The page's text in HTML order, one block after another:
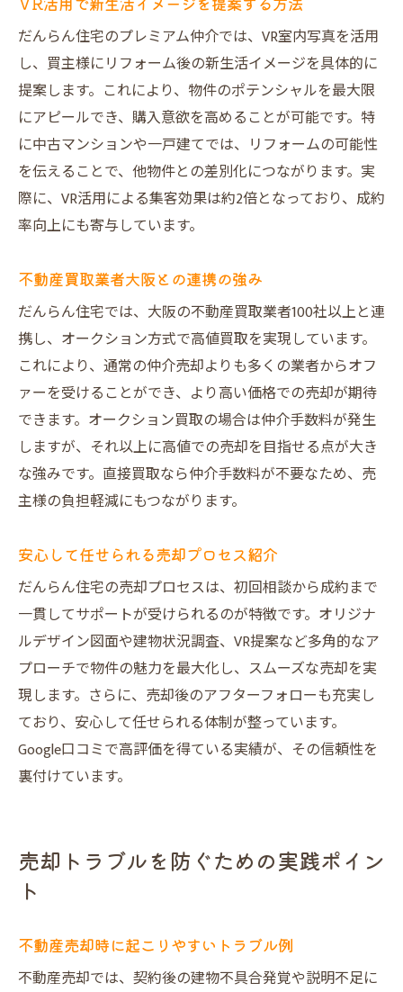
だんらん住宅のプレミアム仲介では、VR室内写真を活用
し、買主様にリフォーム後の新生活イメージを具体的に
提案します。これにより、物件のポテンシャルを最大限
にアピールでき、購入意欲を高めることが可能です。特
に中古マンションや一戸建てでは、リフォームの可能性
を伝えることで、他物件との差別化につながります。実
際に、VR活用による集客効果は約2倍となっており、成約
率向上にも寄与しています。
不動産買取業者大阪との連携の強み
だんらん住宅では、大阪の不動産買取業者100社以上と連
携し、オークション方式で高値買取を実現しています。
これにより、通常の仲介売却よりも多くの業者からオフ
ァーを受けることができ、より高い価格での売却が期待
できます。オークション買取の場合は仲介手数料が発生
しますが、それ以上に高値での売却を目指せる点が大き
な強みです。直接買取なら仲介手数料が不要なため、売
主様の負担軽減にもつながります。
安心して任せられる売却プロセス紹介
だんらん住宅の売却プロセスは、初回相談から成約まで
一貫してサポートが受けられるのが特徴です。オリジナ
ルデザイン図面や建物状況調査、VR提案など多角的なア
プローチで物件の魅力を最大化し、スムーズな売却を実
現します。さらに、売却後のアフターフォローも充実し
ており、安心して任せられる体制が整っています。
Google口コミで高評価を得ている実績が、その信頼性を
裏付けています。
売却トラブルを防ぐための実践ポイン
ト
不動産売却時に起こりやすいトラブル例
不動産売却では、契約後の建物不具合発覚や説明不足に